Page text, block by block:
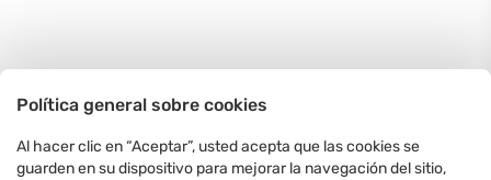
Política general sobre cookies
Al hacer clic en “Aceptar”, usted acepta que las cookies se
guarden en su dispositivo para mejorar la navegación del sitio,